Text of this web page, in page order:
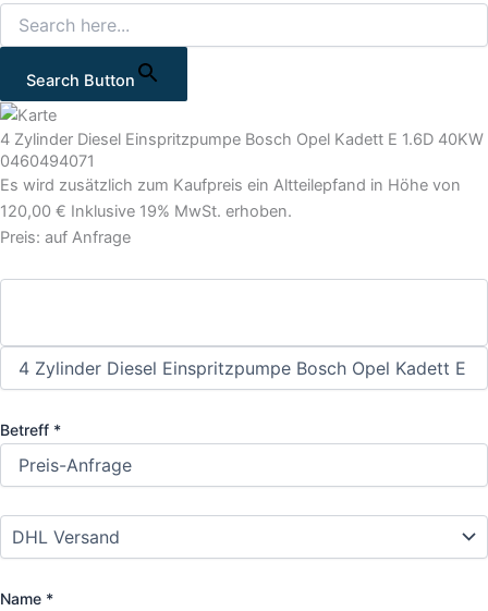
Search Button
4 Zylinder Diesel Einspritzpumpe Bosch Opel Kadett E 1.6D 40KW
0460494071
Es wird zusätzlich zum Kaufpreis ein Altteilepfand in Höhe von
120,00 € Inklusive 19% MwSt. erhoben.
Preis: auf Anfrage
Betreff *
Name *